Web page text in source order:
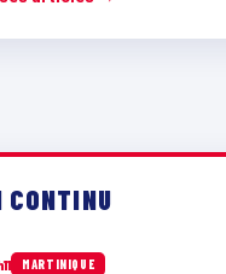
CONTINU
MARTINIQUE